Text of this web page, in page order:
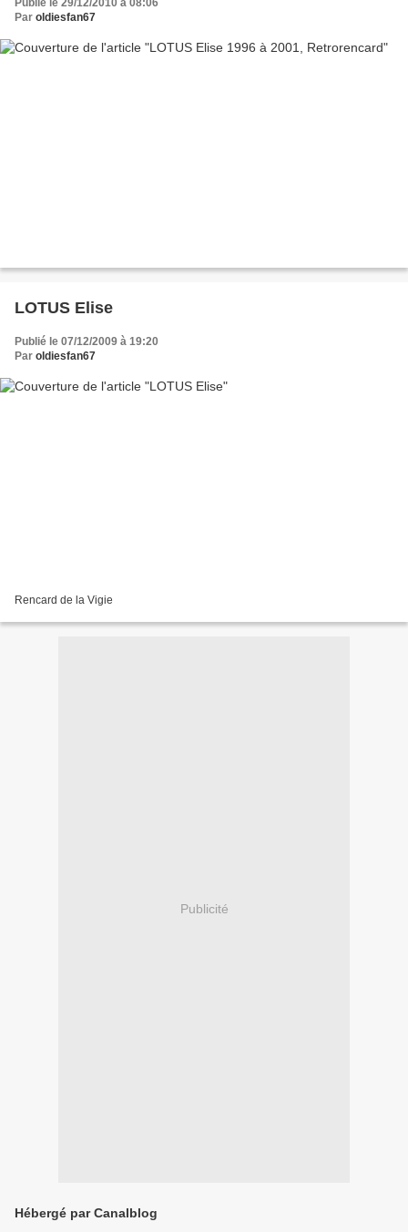
Par oldiesfan67
LOTUS Elise
Publié le 07/12/2009 à 19:20
Par oldiesfan67
Rencard de la Vigie
Publicité
Hébergé par Canalblog